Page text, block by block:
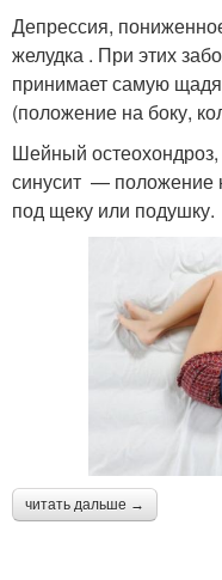
Депрессия,
желудка . При этих
принимает самую
(положение на боку,
Шейный остеохондроз,
синусит — положение
под щеку или подушку.
читать дальше →